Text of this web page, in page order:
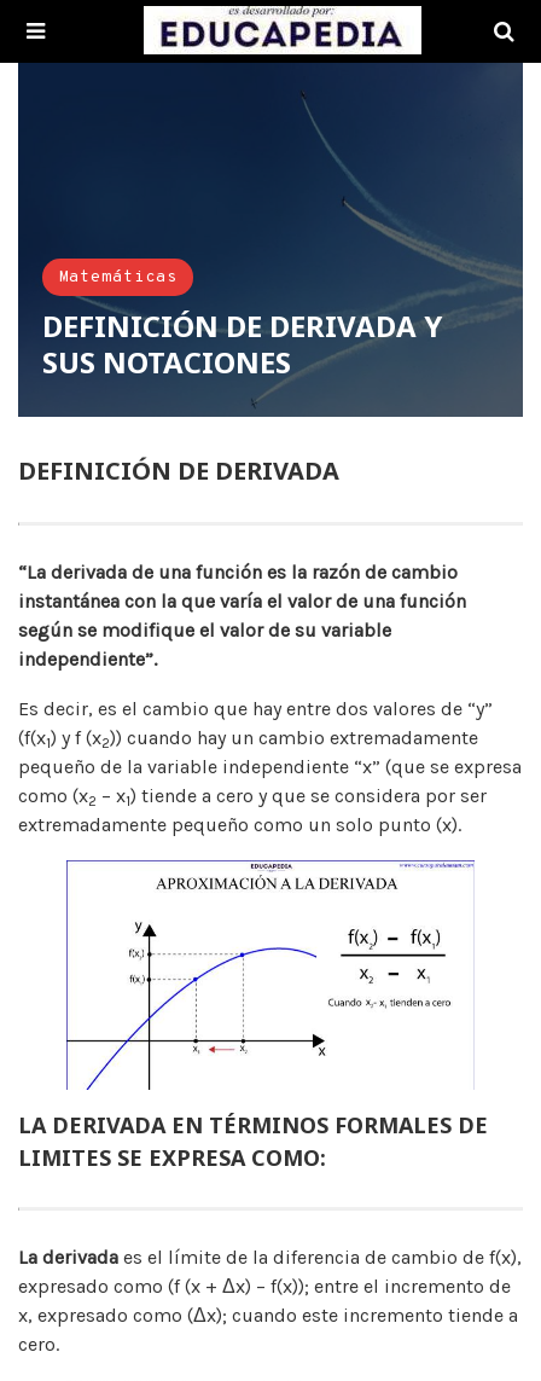
Matemáticas
DEFINICIÓN DE DERIVADA Y
SUS NOTACIONES
DEFINICIÓN DE DERIVADA
“La derivada de una función es la razón de cambio
instantánea con la que varía el valor de una función
según se modifique el valor de su variable
independiente”.
Es decir, es el cambio que hay entre dos valores de “y”
(f(x1) y f (x2)) cuando hay un cambio extremadamente
pequeño de la variable independiente “x” (que se expresa
como (x2 – x1) tiende a cero y que se considera por ser
extremadamente pequeño como un solo punto (x).
LA DERIVADA EN TÉRMINOS FORMALES DE
LIMITES SE EXPRESA COMO:
La derivada es el límite de la diferencia de cambio de f(x),
expresado como (f (x + Δx) – f(x)); entre el incremento de
x, expresado como (Δx); cuando este incremento tiende a
cero.